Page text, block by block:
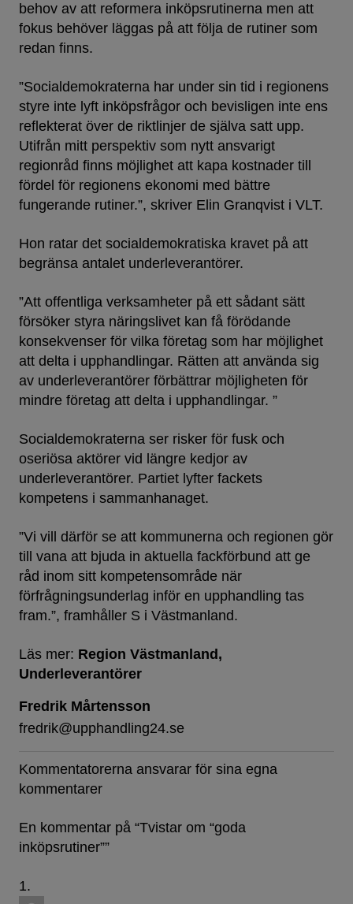
behov av att reformera inköpsrutinerna men att
fokus behöver läggas på att följa de rutiner som
redan finns.
”Socialdemokraterna har under sin tid i regionens
styre inte lyft inköpsfrågor och bevisligen inte ens
reflekterat över de riktlinjer de själva satt upp.
Utifrån mitt perspektiv som nytt ansvarigt
regionråd finns möjlighet att kapa kostnader till
fördel för regionens ekonomi med bättre
fungerande rutiner.”, skriver Elin Granqvist i VLT.
Hon ratar det socialdemokratiska kravet på att
begränsa antalet underleverantörer.
”Att offentliga verksamheter på ett sådant sätt
försöker styra näringslivet kan få förödande
konsekvenser för vilka företag som har möjlighet
att delta i upphandlingar. Rätten att använda sig
av underleverantörer förbättrar möjligheten för
mindre företag att delta i upphandlingar. ”
Socialdemokraterna ser risker för fusk och
oseriösa aktörer vid längre kedjor av
underleverantörer. Partiet lyfter fackets
kompetens i sammanhanaget.
”Vi vill därför se att kommunerna och regionen gör
till vana att bjuda in aktuella fackförbund att ge
råd inom sitt kompetensområde när
förfrågningsunderlag inför en upphandling tas
fram.”, framhåller S i Västmanland.
Läs mer: Region Västmanland
Underleverantörer
Fredrik Mårtensson
fredrik@upphandling24.se
Kommentatorerna ansvarar för sina egna
kommentarer
En kommentar på “Tvistar om “goda
inköpsrutiner””